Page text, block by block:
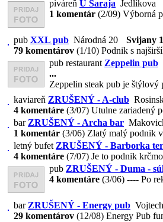
piváreň U Šaraja Jedlíkova
1 komentár (2/09) Výborná
pub XXL pub Národná 20
Svijany
79 komentárov (1/10) Podnik s
pub restaurant Zeppelin pub
...
Zeppelin steak pub je
kaviareň ZRUŠENÝ - A-club
4 komentáre (3/07) Utulne zariadený
bar ZRUŠENÝ - Archa bar
1 komentár (3/06) Zlatý malý podnik
letný bufet ZRUŠENÝ - Barborka
4 komentáre (7/07) Je to podnik
pub ZRUŠENÝ - Duma -
4 komentáre (3/06) ---- Po
bar ZRUŠENÝ - Energy pub
29 komentárov (12/08) Energy Pub